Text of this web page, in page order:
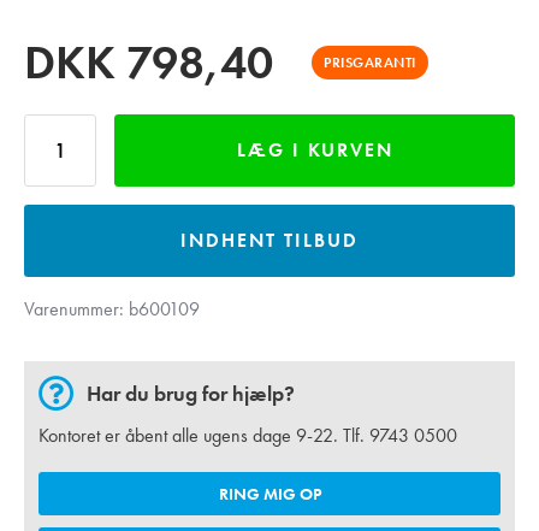
DKK 798,40 PRISGARANTI
LÆG I KURVEN
INDHENT TILBUD
Varenummer: b600109
Har du brug for hjælp?
Kontoret er åbent alle ugens dage 9-22. Tlf. 9743 0500
RING MIG OP